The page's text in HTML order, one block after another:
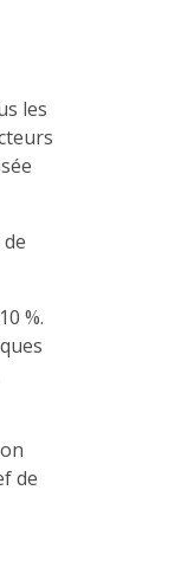
les
%.
de